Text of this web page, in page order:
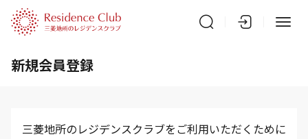
新規会員登録
三菱地所のレジデンスクラブをご利用いただくために